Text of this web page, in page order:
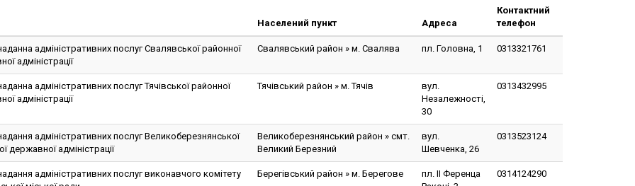
Населений пункт Адреса
Контактний
телефон
адміністративних послуг Свалявської районної
адміністрації
Свалявський район » м. Свалява пл. Головна, 1 0313321761
адміністративних послуг Тячівської районної
адміністрації
Тячівський район » м. Тячів
вул.
Незалежності,
30
0313432995
адміністративних послуг Великоберезнянської
державної адміністрації
Великоберезнянський район » смт.
Великий Березний
вул.
Шевченка, 26
0313523124
адміністративних послуг виконавчого комітету
Берегівський район » м. Берегове
пл. ІІ Ференца
0314124290